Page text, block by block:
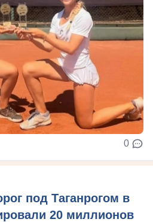
0
под Таганрогом в
20 миллионов